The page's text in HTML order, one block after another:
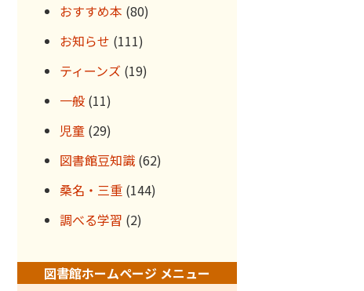
おすすめ本 (80)
お知らせ (111)
ティーンズ (19)
一般 (11)
児童 (29)
図書館豆知識 (62)
桑名・三重 (144)
調べる学習 (2)
図書館ホームページ メニュー